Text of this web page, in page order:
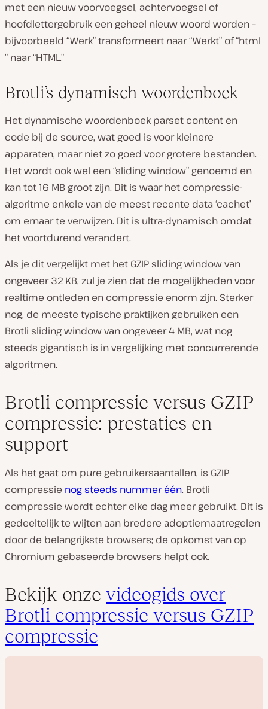
met een nieuw voorvoegsel, achtervoegsel of
hoofdlettergebruik een geheel nieuw woord worden –
bijvoorbeeld “Werk” transformeert naar “Werkt” of “html
” naar “HTML.”
Brotli’s dynamisch woordenboek
Het dynamische woordenboek parset content en
code bij de source, wat goed is voor kleinere
apparaten, maar niet zo goed voor grotere bestanden.
Het wordt ook wel een “sliding window” genoemd en
kan tot 16 MB groot zijn. Dit is waar het compressie-
algoritme enkele van de meest recente data ‘cachet’
om ernaar te verwijzen. Dit is ultra-dynamisch omdat
het voortdurend verandert.
Als je dit vergelijkt met het GZIP sliding window van
ongeveer 32 KB, zul je zien dat de mogelijkheden voor
realtime ontleden en compressie enorm zijn. Sterker
nog, de meeste typische praktijken gebruiken een
Brotli sliding window van ongeveer 4 MB, wat nog
steeds gigantisch is in vergelijking met concurrerende
algoritmen.
Brotli compressie versus GZIP
compressie: prestaties en
support
Als het gaat om pure gebruikersaantallen, is GZIP
compressie nog steeds nummer één. Brotli
compressie wordt echter elke dag meer gebruikt. Dit is
gedeeltelijk te wijten aan bredere adoptiemaatregelen
door de belangrijkste browsers; de opkomst van op
Chromium gebaseerde browsers helpt ook.
Bekijk onze videogids over
Brotli compressie versus GZIP
compressie